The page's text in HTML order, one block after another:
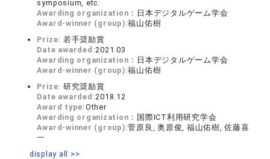
symposium, etc.
Awarding organization： 日本デジタルゲーム学会
Award-winner (group):福山佑樹
Prize: 若手奨励賞
Date awarded:2021.03
Awarding organization： 日本デジタルゲーム学会
Award-winner (group):福山佑樹
Prize: 研究奨励賞
Date awarded:2018.12
Award type:Other
Awarding organization： 国際ICT利用研究学会
Award-winner (group):菅原良, 奥原俊, 福山佑樹, 佐藤喜
一
display all >>